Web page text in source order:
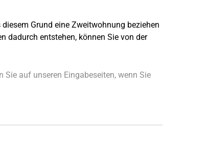
Grund eine Zweitwohnung beziehen
dadurch entstehen, können Sie von der
auf unseren Eingabeseiten, wenn Sie